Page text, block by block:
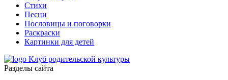
Стихи
Песни
Пословицы и поговорки
Раскраски
Картинки для детей
Клуб родительской культуры
Разделы сайта